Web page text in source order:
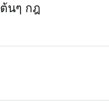
นๆ กฎ